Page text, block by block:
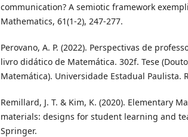
communication? A semiotic framework
Mathematics, 61(1-2), 247-277.
Perovano, A. P. (2022). Perspectivas de
livro didático de Matemática. 302f. Tese
Matemática). Universidade Estadual Paulista.
Remillard, J. T. & Kim, K. (2020). Elementary
materials: designs for student learning and
Springer.